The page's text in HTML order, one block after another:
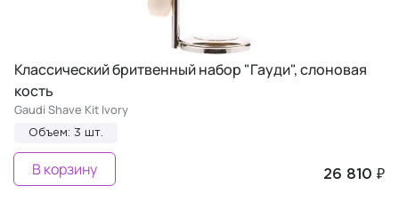
Классический бритвенный набор "Гауди", слоновая
кость
Gaudi Shave Kit Ivory
Объем: 3 шт.
26 810 ₽
В корзину